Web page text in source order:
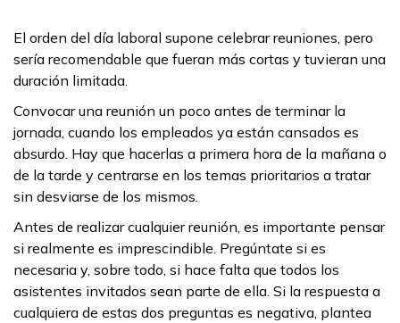
El orden del día laboral supone celebrar reuniones, pero
sería recomendable que fueran más cortas y tuvieran una
duración limitada.
Convocar una reunión un poco antes de terminar la
jornada, cuando los empleados ya están cansados es
absurdo. Hay que hacerlas a primera hora de la mañana o
de la tarde y centrarse en los temas prioritarios a tratar
sin desviarse de los mismos.
Antes de realizar cualquier reunión, es importante pensar
si realmente es imprescindible. Pregúntate si es
necesaria y, sobre todo, si hace falta que todos los
asistentes invitados sean parte de ella. Si la respuesta a
cualquiera de estas dos preguntas es negativa, plantea